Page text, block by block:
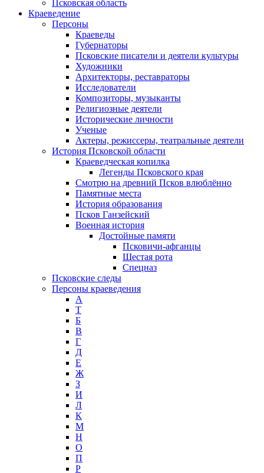
Псковская область
Краеведение
Персоны
Краеведы
Губернаторы
Псковские писатели и деятели культуры
Художники
Архитекторы, реставраторы
Исследователи
Композиторы, музыканты
Религиозные деятели
Исторические личности
Ученые
Актеры, режиссеры, театральные деятели
История Псковской области
Краеведческая копилка
Легенды Псковского края
Смотрю на древний Псков влюблённо
Памятные места
История образования
Псков Ганзейский
Военная история
Достойные памяти
Псковичи-афганцы
Шестая рота
Спецназ
Псковские следы
Персоны краеведения
А
T
Б
В
Г
Д
Е
Ж
З
И
Л
К
М
Н
О
П
Р